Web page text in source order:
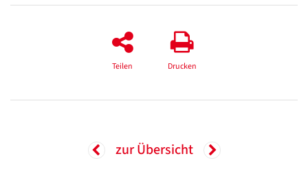
Teilen Drucken
zur Übersicht